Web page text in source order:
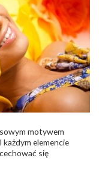
motywem
elemencie
się